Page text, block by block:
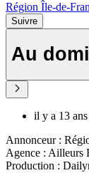
Région Île-de-
Suivre
Au
il y a 13 ans
Annonceur :
Agence : Ailleurs
Production :